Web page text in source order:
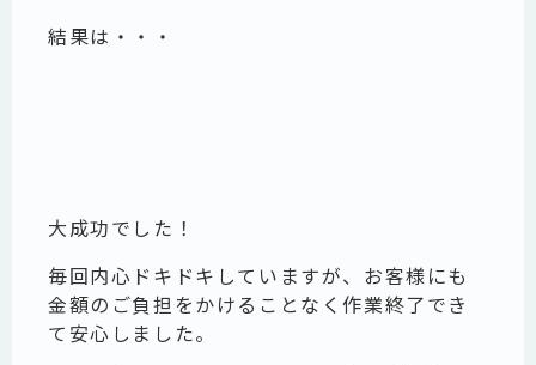
結果は・・・
大成功でした！
毎回内心ドキドキしていますが、お客様にも
金額のご負担をかけることなく作業終了でき
て安心しました。